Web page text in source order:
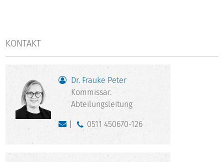
KONTAKT
Dr. Frauke Peter
Kommissar.
Abteilungsleitung
0511 450670-126